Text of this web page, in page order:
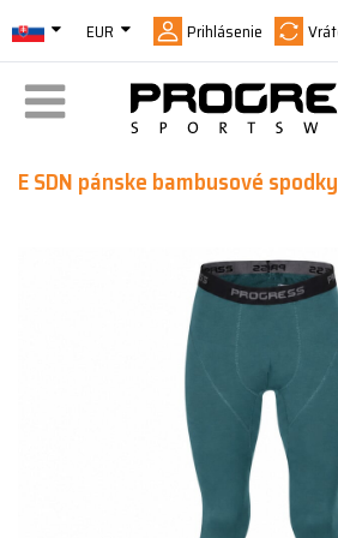
EUR Prihlásenie
E SDN pánske bambusové spodky